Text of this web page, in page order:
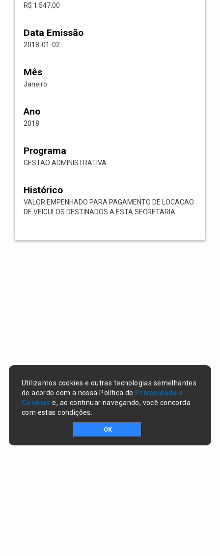
R$ 1.547,00
Data Emissão
2018-01-02
Mês
Janeiro
Ano
2018
Programa
GESTAO ADMINISTRATIVA
Histórico
VALOR EMPENHADO PARA PAGAMENTO DE LOCACAO
DE VEICULOS DESTINADOS A ESTA SECRETARIA.
Utilizamos cookies e outras tecnologias semelhantes
de acordo com a nossa Política de Privacidade e
Cookies e, ao continuar navegando, você concorda
com estas condições.
OK